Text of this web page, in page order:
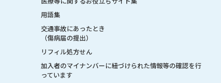
用語集
交通事故にあったとき
（傷病届の提出）
リフィル処方せん
加入者のマイナンバーに紐づけられた情報等の確認を行
っています